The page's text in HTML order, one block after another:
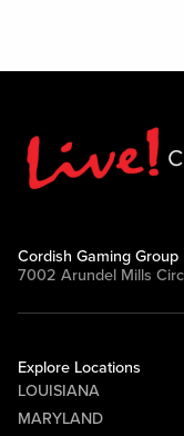
Cordish Gaming Group
7002 Arundel Mills
Explore Locations
LOUISIANA
MARYLAND